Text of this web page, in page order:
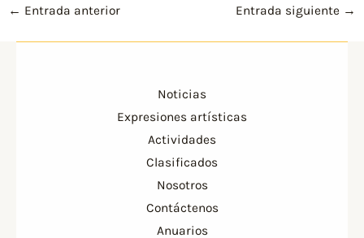
← Entrada anterior Entrada siguiente →
Noticias
Expresiones artísticas
Actividades
Clasificados
Nosotros
Contáctenos
Anuarios